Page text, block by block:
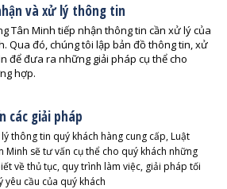
và xử lý thông tin
Tân Minh tiếp nhận thông tin cần xử lý của
Qua đó, chúng tôi lập bản đồ thông tin, xử
để đưa ra những giải pháp cụ thể cho
hợp.
các giải pháp
lý thông tin quý khách hàng cung cấp, Luật
Minh sẽ tư vấn cụ thể cho quý khách những
về thủ tục, quy trình làm việc, giải pháp tối
yêu cầu của quý khách